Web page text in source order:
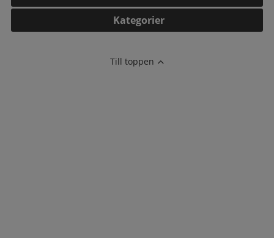
Kategorier
Till toppen